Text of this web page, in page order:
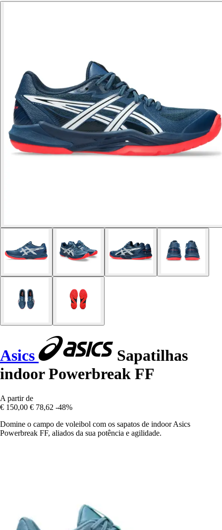
Asics
Sapatilhas
indoor Powerbreak FF
A partir de
€ 150,00 € 78,62 -48%
Domine o campo de voleibol com os sapatos de indoor Asics
Powerbreak FF, aliados da sua potência e agilidade.